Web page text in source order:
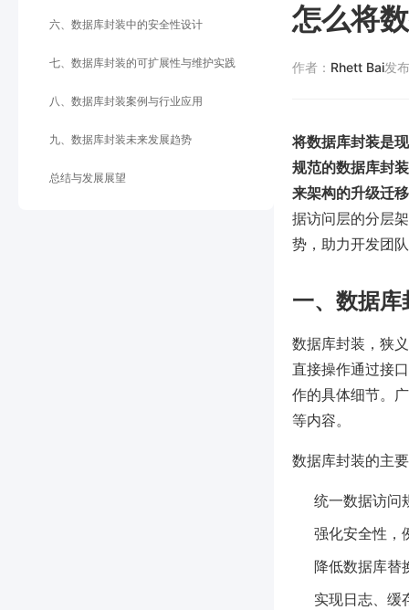
六、数据库封装中的安全性设计
七、数据库封装的可扩展性与维护实践
八、数据库封装案例与行业应用
九、数据库封装未来发展趋势
总结与发展展望
怎么将
作者： Rhett Bai发
将数据库封装是
规范的数据库封
来架构的升级迁
据访问层的分层
势，助力开发团
一、数据
数据库封装，狭
直接操作通过接
作的具体细节。
等内容。
数据库封装的主
统一数据访问
强化安全性，
降低数据库替
实现日志、缓